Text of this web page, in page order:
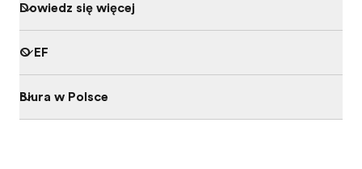
Dowiedz się więcej
O EF
Biura w Polsce